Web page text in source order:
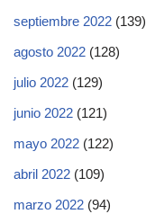
septiembre 2022 (139)
agosto 2022 (128)
julio 2022 (129)
junio 2022 (121)
mayo 2022 (122)
abril 2022 (109)
marzo 2022 (94)